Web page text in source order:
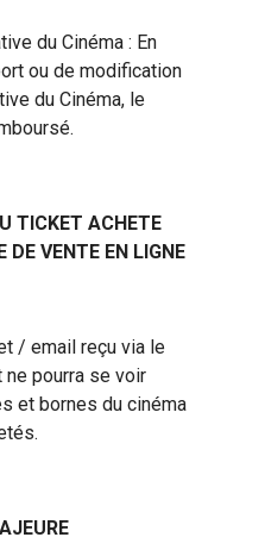
du Cinéma : En
ou de modification
du Cinéma, le
TICKET ACHETE
DE VENTE EN LIGNE
/ email reçu via le
pourra se voir
et bornes du cinéma